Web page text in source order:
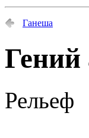
Ганеша
Гений
Рельеф